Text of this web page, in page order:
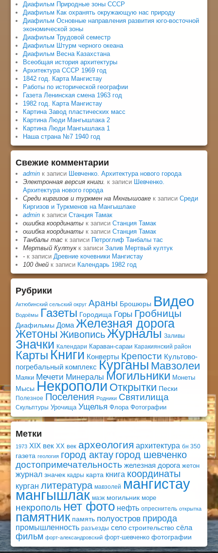
Диафильм Природные зоны СССР
Диафильм Как охранять окружающую нас природу
Диафильм Основные направления развития юго-восточной
экономической зоны
Диафильм Трудовой семестр
Диафильм Штурм черного океана
Диафильм Весна Казахстана
Всеобщая история архитектуры
Архитектура СССР 1969 год
1842 год. Карта Мангистау
Работы по исторической географии
Газета Ленинская смена 1963 год
1982 год. Карта Мангистау
Картина Завод пластических масс
Картина Люди Мангышлака 2
Картина Люди Мангышлака 1
Наша страна №7 1940 год
Свежие комментарии
admin к записи Шевченко. Архитектура нового города
Электронная версия книги. к записи Шевченко.
Архитектура нового города
Среди киргизов и туркмен на Мкнгышоаке к записиСреди
Киргизов и Туркменов на Мангышлаке
admin к записиСтанция Тамак
ошибка координаты к записиСтанция Тамак
ошибка координаты к записиСтанция Тамак
Танбалы тас к записи Петроглиф Танбалы тас
Мертвый Култукк записиЗалив Мертвый култук
- к записиДревние кочевники Мангистау
100 дней к записи Календарь 1982 год
Рубрики
Актюбинский сельский округ Араны Брошюры Видео
Водоёмы Газеты Городища Горы Гробницы
Диафильмы Дома Железная дорога
Жетоны Живопись Журналы Заливы
Значки Календари Караван-сараи Каракиянский район
Карты Книги Конверты Крепости Культово-
погребальный комплекс Курганы Мавзолеи
Маяки Мечети Минералы Могильники Монеты
Мысы Некрополи Открытки Пески
Полезное Поселения Родники Святилища
Скульптуры Урочища Ущелья Флора Фотографии
Метки
1973 XIX век XX век археология архитектура бн 350
газета геология город актау город шевченко
достопримечательность железная дорога жетон
журнал значек кадры карта книга координаты
курган литература мавзолей мангистау
мангышлак маэк могильник море
некрополь нет фото нефть опреснитель открытка
памятник память полуостров природа
промышленность разъезды село строительство сёла
фильм форт-александровский форт-шевченко фотографии